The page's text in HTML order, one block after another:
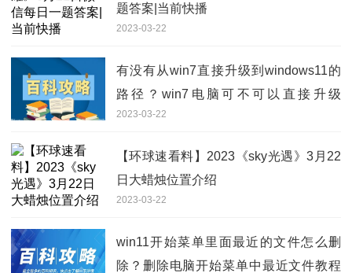
题答案|当前快播
2023-03-22
有没有从win7直接升级到windows11的
路径？win7电脑可不可以直接升级
win11？
2023-03-22
【环球速看料】2023《sky光遇》3月22
日大蜡烛位置介绍
2023-03-22
win11开始菜单里面最近的文件怎么删
除？删除电脑开始菜单中最近文件教程